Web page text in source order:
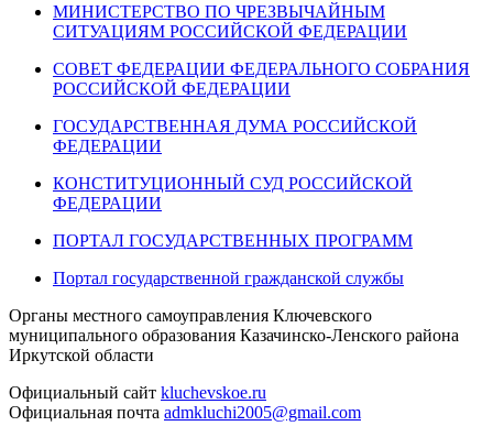
МИНИСТЕРСТВО ПО ЧРЕЗВЫЧАЙНЫМ
СИТУАЦИЯМ РОССИЙСКОЙ ФЕДЕРАЦИИ
СОВЕТ ФЕДЕРАЦИИ ФЕДЕРАЛЬНОГО СОБРАНИЯ
РОССИЙСКОЙ ФЕДЕРАЦИИ
ГОСУДАРСТВЕННАЯ ДУМА РОССИЙСКОЙ
ФЕДЕРАЦИИ
КОНСТИТУЦИОННЫЙ СУД РОССИЙСКОЙ
ФЕДЕРАЦИИ
ПОРТАЛ ГОСУДАРСТВЕННЫХ ПРОГРАММ
Портал государственной гражданской службы
Органы местного самоуправления Ключевского
муниципального образования Казачинско-Ленского района
Иркутской области
Официальный сайт kluchevskoe.ru
Официальная почта admkluchi2005@gmail.com